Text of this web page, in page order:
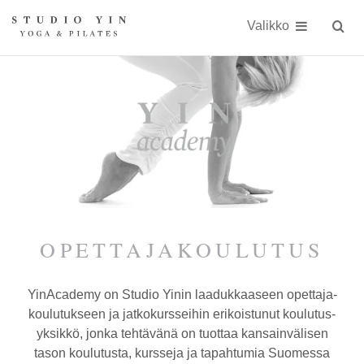
sisällöön
Studio
Studio
Yin
kokonaisvaltaiseen
kehonhuoltoon
erikoistunut
Pilates-
Kauniaisissa
keskellä
Valikko
Hae
OPETTAJA­KOULUTUS
YinAcademy on Studio Yinin laadukkaaseen opettaja­
koulutukseen ja jatkokursseihin erikoistunut koulutus­
yksikkö, jonka tehtävänä on tuottaa kansainvälisen
tason koulutusta, kursseja ja tapahtumia Suomessa